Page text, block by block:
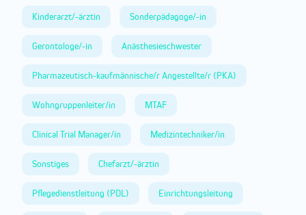
Kinderarzt/-ärztin Sonderpädagoge/-in
Gerontologe/-in Anästhesieschwester
Pharmazeutisch-kaufmännische/r Angestellte/r (PKA)
Wohngruppenleiter/in MTAF
Clinical Trial Manager/in Medizintechniker/in
Sonstiges Chefarzt/-ärztin
Pflegedienstleitung (PDL) Einrichtungsleitung